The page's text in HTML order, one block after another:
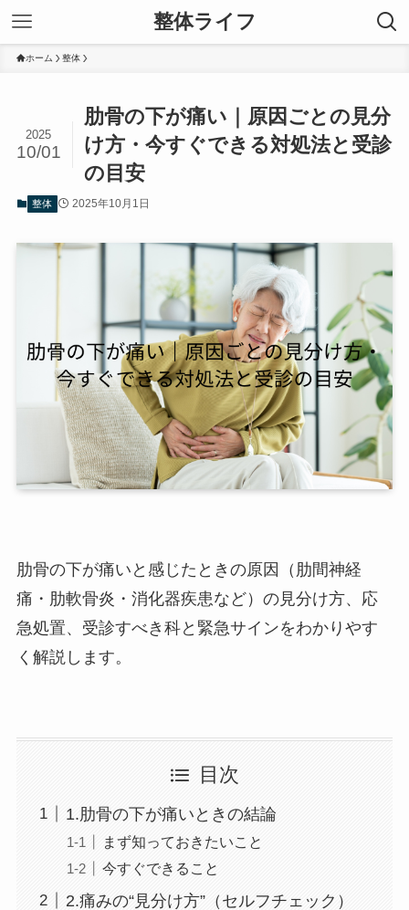
整体ライフ
ホーム 整体
肋骨の下が痛い｜原因ごとの見分
け方・今すぐできる対処法と受診
の目安
2025
10/01
整体 2025年10月1日
肋骨の下が痛いと感じたときの原因（肋間神経
痛・肋軟骨炎・消化器疾患など）の見分け方、応
急処置、受診すべき科と緊急サインをわかりやす
く解説します。
目次
1.肋骨の下が痛いときの結論
まず知っておきたいこと
今すぐできること
2.痛みの“見分け方”（セルフチェック）